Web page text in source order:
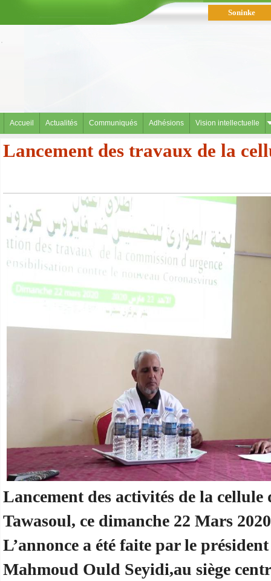
Soninke
Accueil Actualités Communiqués Adhésions Vision intellectuelle
Lancement des travaux de la
Lancement des activités de la
Tawasoul, ce dimanche 22 Mars
L’annonce a été faite par le
Mahmoud Ould Seyidi,au siège